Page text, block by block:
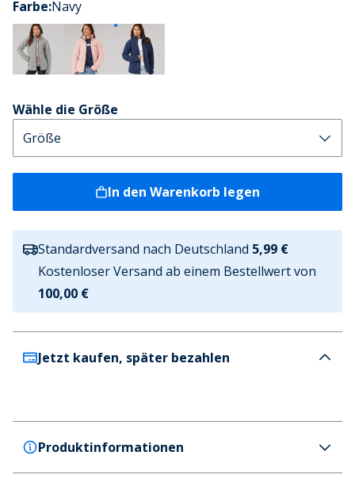
Farbe:Navy
Wähle die Größe
In den Warenkorb legen
Standardversand nach Deutschland 5,99 €
Kostenloser Versand ab einem Bestellwert von
100,00 €
Jetzt kaufen, später bezahlen
Produktinformationen